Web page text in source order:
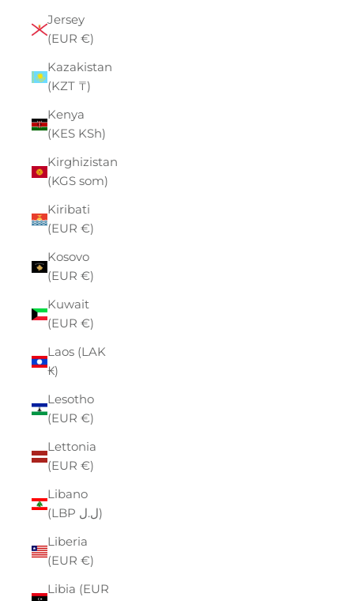
Jersey
(EUR €)
Kazakistan
(KZT ₸)
Kenya
(KES KSh)
Kirghizistan
(KGS som)
Kiribati
(EUR €)
Kosovo
(EUR €)
Kuwait
(EUR €)
Laos (LAK
₭)
Lesotho
(EUR €)
Lettonia
(EUR €)
Libano
(LBP ل.ل)
Liberia
(EUR €)
Libia (EUR